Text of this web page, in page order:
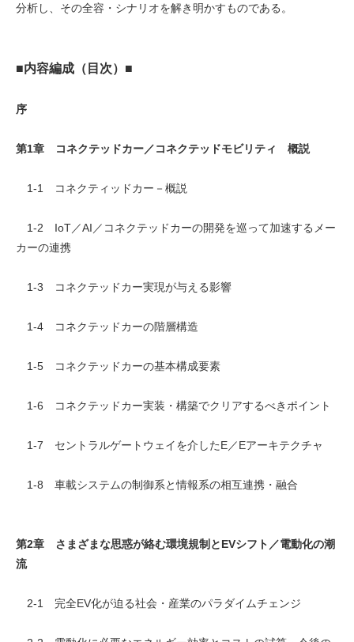
分析し、その全容・シナリオを解き明かすものである。
■内容編成（目次）■
序
第1章 コネクテッドカー／コネクテッドモビリティ 概説
1-1 コネクティッドカー－概説
1-2 IoT／AI／コネクテッドカーの開発を巡って加速するメー
カーの連携
1-3 コネクテッドカー実現が与える影響
1-4 コネクテッドカーの階層構造
1-5 コネクテッドカーの基本構成要素
1-6 コネクテッドカー実装・構築でクリアするべきポイント
1-7 セントラルゲートウェイを介したE／Eアーキテクチャ
1-8 車載システムの制御系と情報系の相互連携・融合
第2章 さまざまな思惑が絡む環境規制とEVシフト／電動化の潮
流
2-1 完全EV化が迫る社会・産業のパラダイムチェンジ